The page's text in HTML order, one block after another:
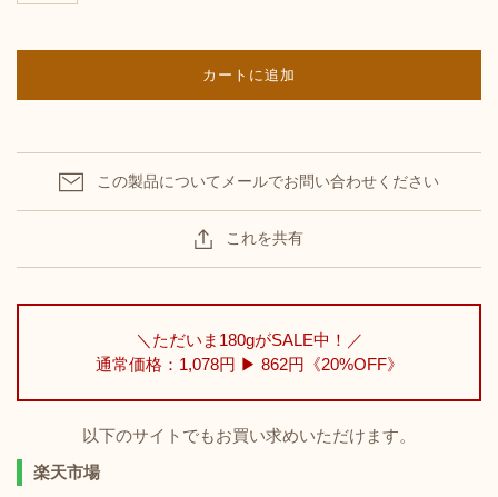
カートに追加
この製品についてメールでお問い合わせください
これを共有
＼ただいま180gがSALE中！／
通常価格：1,078円 ▶︎ 862円《20%OFF》
以下のサイトでもお買い求めいただけます。
楽天市場